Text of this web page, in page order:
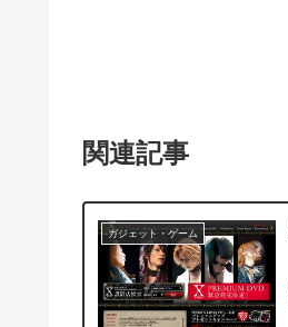
関連記事
ガジェット・ゲーム